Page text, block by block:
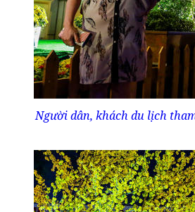
Người dân, khách du lịch